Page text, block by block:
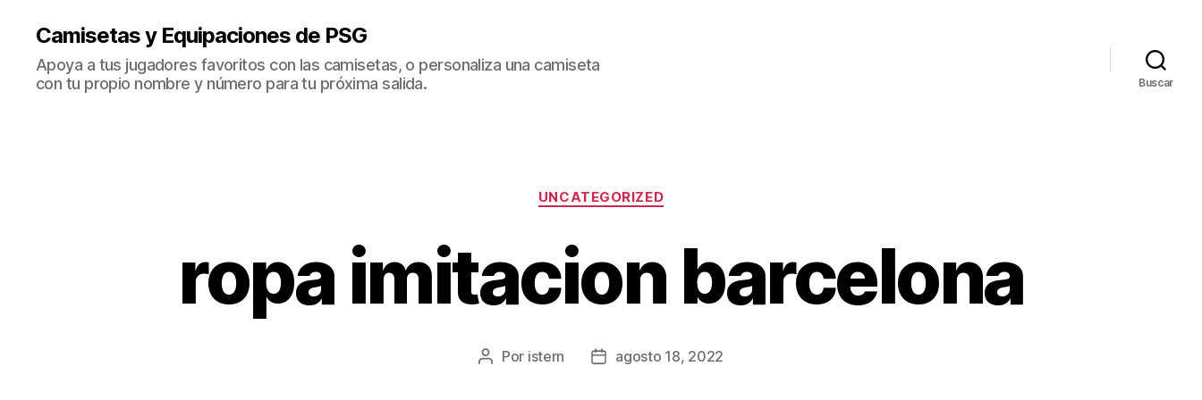
Camisetas y Equipaciones de PSG
Apoya a tus jugadores favoritos con las camisetas, o personaliza una camiseta
con tu propio nombre y número para tu próxima salida.
Buscar
Categorías
UNCATEGORIZED
ropa imitacion barcelona
Autor
Por istern
Fechaagosto 18, 2022